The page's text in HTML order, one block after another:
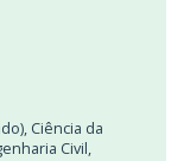
, Ciência da
Civil,